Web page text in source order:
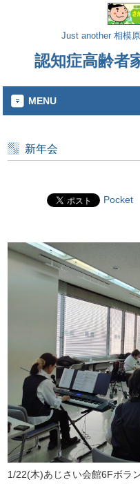
Just another 相模
認知症高齢者
MENU
新年会
Pocket
1/22(木)あじさい会館6Fボラ